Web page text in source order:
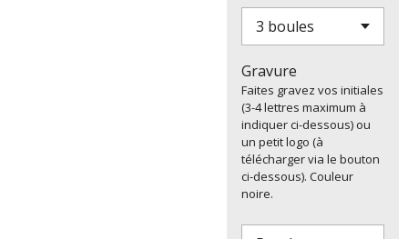
Gravure
Faites gravez vos initiales
(3-4 lettres maximum à
indiquer ci-dessous) ou
un petit logo (à
télécharger via le bouton
ci-dessous). Couleur
noire.